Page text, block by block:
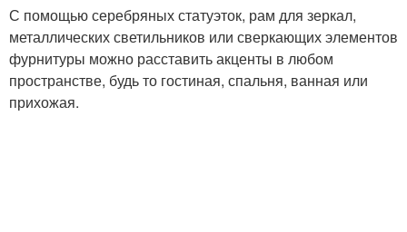
С помощью серебряных статуэток, рам для зеркал,
металлических светильников или сверкающих элементов
фурнитуры можно расставить акценты в любом
пространстве, будь то гостиная, спальня, ванная или
прихожая.